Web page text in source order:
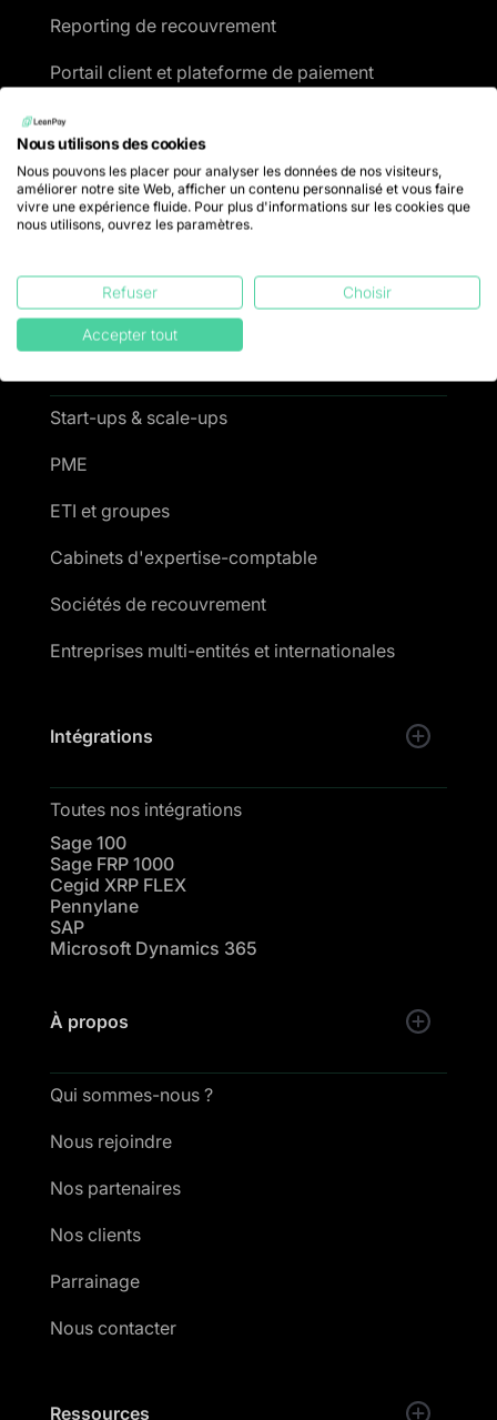
Reporting de recouvrement
Portail client et plateforme de paiement
Gestion des litiges
Gestion du risque
Gestion du contentieux
Pour qui ?
Start-ups & scale-ups
PME
ETI et groupes
Cabinets d'expertise-comptable
Sociétés de recouvrement
Entreprises multi-entités et internationales
Intégrations
Toutes nos intégrations
Sage 100
Sage FRP 1000
Cegid XRP FLEX
Pennylane
SAP
Microsoft Dynamics 365
À propos
Qui sommes-nous ?
Nous rejoindre
Nos partenaires
Nos clients
Parrainage
Nous contacter
Ressources
Nous utilisons des cookies
Nous pouvons les placer pour analyser les données de nos visiteurs,
améliorer notre site Web, afficher un contenu personnalisé et vous faire
vivre une expérience fluide. Pour plus d'informations sur les cookies que
nous utilisons, ouvrez les paramètres.
Refuser Choisir
Accepter tout